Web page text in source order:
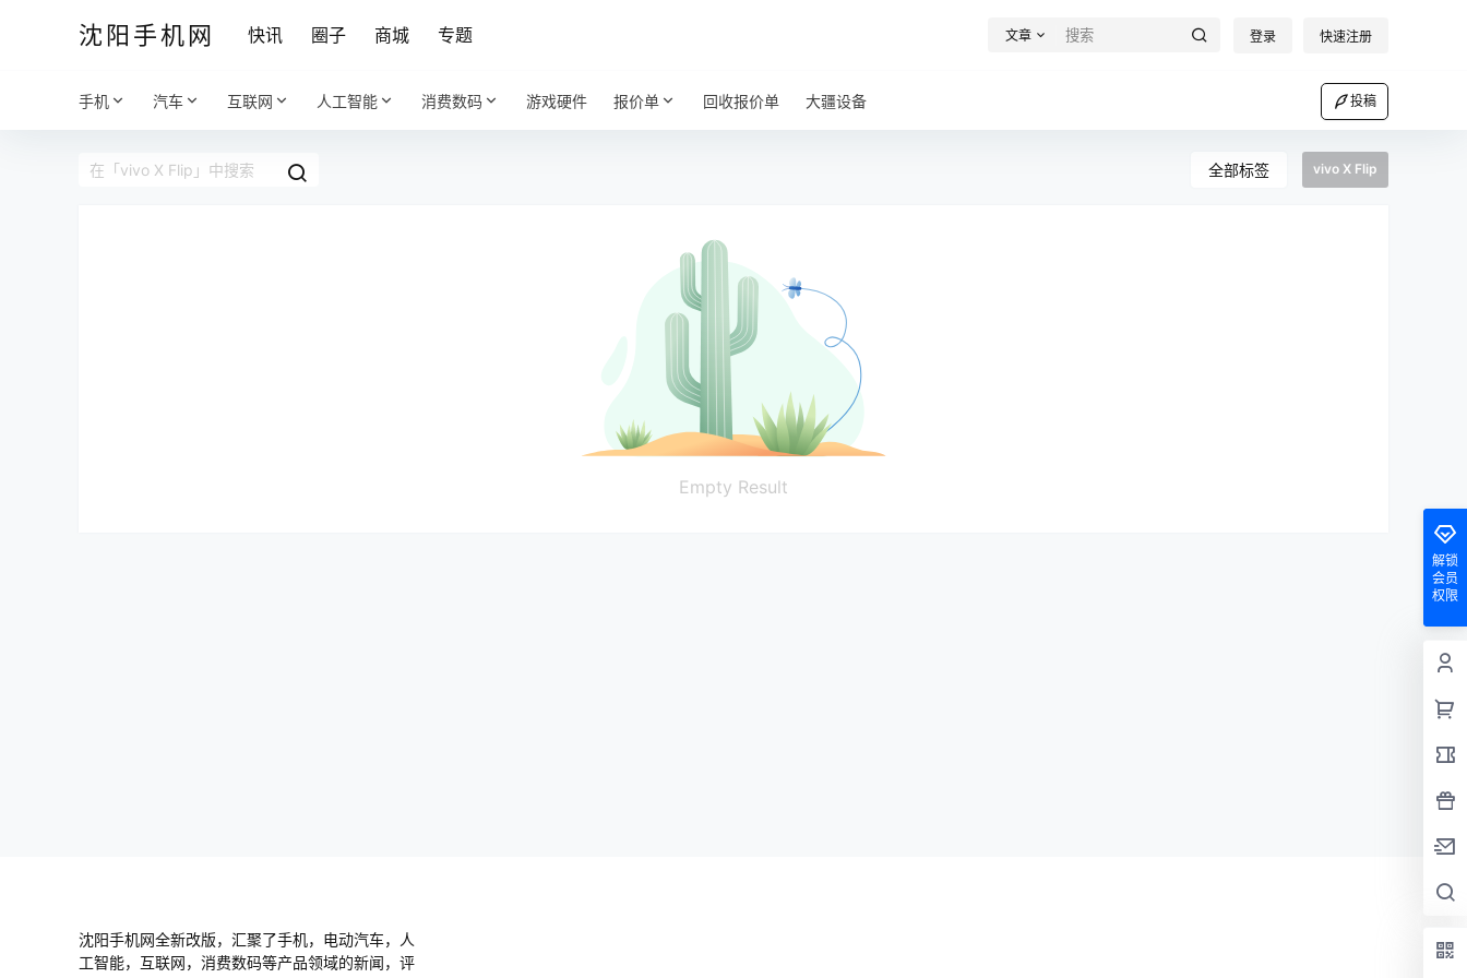
沈阳手机网 快讯 圈子 商城 专题 文章 登录 快速注册
手机 汽车 互联网 人工智能 消费数码 游戏硬件 报价单 回收报价单 大疆设备 投稿
全部标签 vivo X Flip
Empty Result
解锁
会员
权限
沈阳手机网全新改版，汇聚了手机，电动汽车，人
工智能，互联网，消费数码等产品领域的新闻，评